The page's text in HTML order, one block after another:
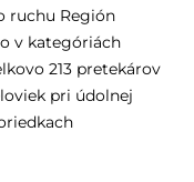
ruchu Región
v kategóriách
213 pretekárov
pri údolnej